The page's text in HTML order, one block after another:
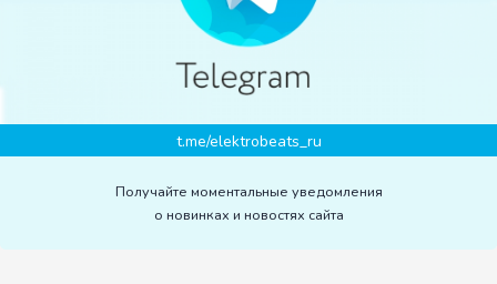
t.me/elektrobeats_ru
Получайте моментальные уведомления
о новинках и новостях сайта